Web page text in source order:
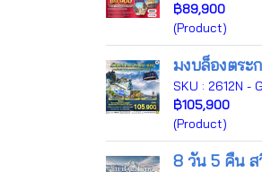
฿89,900
(Product)
มงบล็องตระ
SKU : 2612N -
฿105,900
(Product)
8 วัน 5 คืน ส